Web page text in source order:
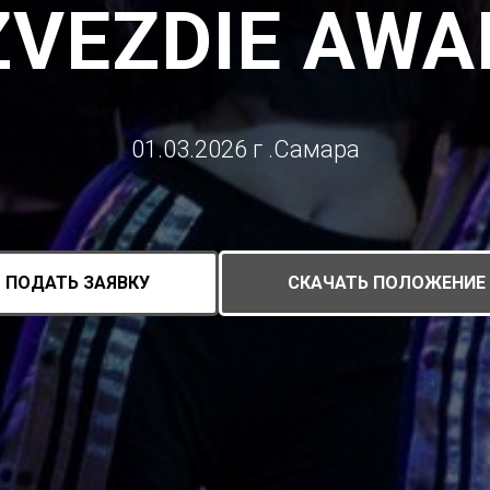
01.03.2026 г .Самара
ПОДАТЬ ЗАЯВКУ СКАЧАТЬ ПОЛОЖЕНИЕ